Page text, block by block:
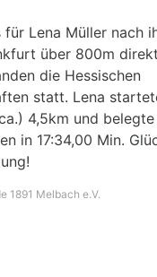
für Lena Müller nach
über 800m
die Hessischen
statt. Lena
4,5km und
in 17:34,00 Min.
1891 Melbach e.V.